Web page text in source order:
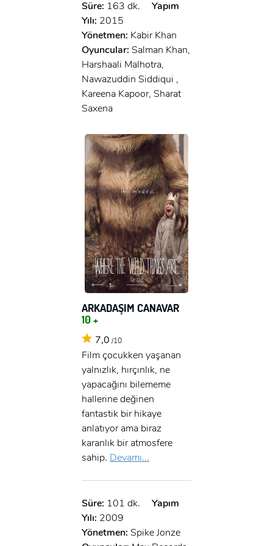
Süre: 163 dk.
Yapım
Yılı: 2015
Yönetmen: Kabir Khan
Oyuncular: Salman Khan,
Harshaali Malhotra,
Nawazuddin Siddiqui ,
Kareena Kapoor, Sharat
Saxena
ARKADAŞIM CANAVAR
10 +
7,0 /10
Film çocukken yaşanan
yalnızlık, hırçınlık, ne
yapacağını bilememe
hallerine değinen
fantastik bir hikaye
anlatıyor ama biraz
karanlık bir atmosfere
sahip. Devamı...
Süre: 101 dk.
Yapım
Yılı: 2009
Yönetmen: Spike Jonze